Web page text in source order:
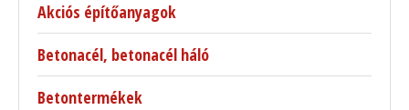
Akciós építőanyagok
Betonacél, betonacél háló
Betontermékek